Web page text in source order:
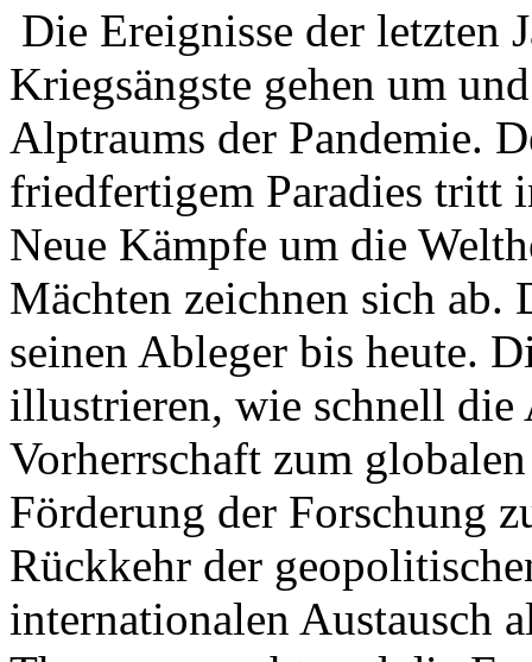
Die Ereignisse der letzten
Kriegsängste gehen um
Alptraums der Pandemie.
friedfertigem Paradies tritt
Neue Kämpfe um die
Mächten zeichnen sich
seinen Ableger bis heute.
illustrieren, wie schnell die
Vorherrschaft zum
Förderung der Forschung
Rückkehr der
internationalen Austausch